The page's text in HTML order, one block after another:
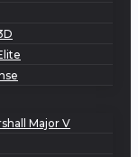
Major V